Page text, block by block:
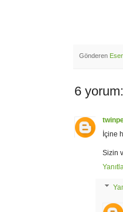
Gönderen
6 yorum:
İçine
Sizin
Yanıtla